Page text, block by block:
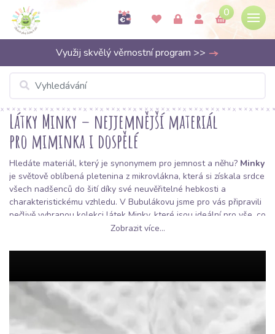
0
Využij skvělý věrnostní program >>
Látky Minky – nejjemnější materiál
pro miminka i dospělé
Hledáte materiál, který je synonymem pro jemnost a něhu? Minky
je světově oblíbená pletenina z mikrovlákna, která si získala srdce
všech nadšenců do šití díky své neuvěřitelné hebkosti a
charakteristickému vzhledu. V Bubulákovu jsme pro vás připravili
pečlivě vybranou kolekci látek Minky, které jsou ideální pro vše, co
má být měkké, hřejivé a příjemné na dotek. Ať už plánujete šít pro
nikdy nezklame.
texturou – nejčastěji jde o populární Minky s protlačenými
puntíky (dots), které vytvářejí jemný 3D efekt. Tento materiál je
nejen vizuálně atraktivní, ale také mimořádně praktický. Je mírně
pružný, rychle schne a co je nejlepší, nevyžaduje žádné žehlení.
Zobrazit více...